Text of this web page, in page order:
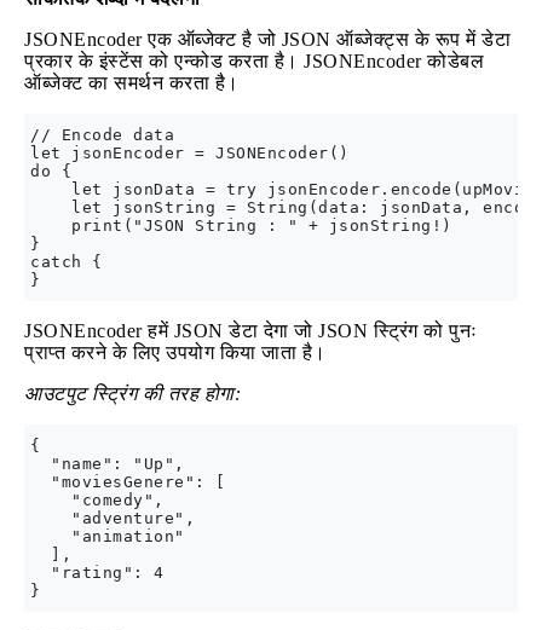
JSONEncoder एक ऑब्जेक्ट है जो JSON ऑब्जेक्ट्स के रूप में डेटा
प्रकार के इंस्टेंस को एन्कोड करता है। JSONEncoder कोडेबल
ऑब्जेक्ट का समर्थन करता है।
// Encode data
let jsonEncoder = JSONEncoder()
do {
let jsonData = try
let jsonString = String(data: jsonData,
    print("JSON String : " + jsonString!)
}
catch {
JSONEncoder हमें JSON डेटा देगा जो JSON स्ट्रिंग को पुनः
प्राप्त करने के लिए उपयोग किया जाता है।
आउटपुट स्ट्रिंग की तरह होगा:
{
  "name": "Up",
  "moviesGenere": [
    "comedy",
    "adventure",
    "animation"
  ],
  "rating": 4